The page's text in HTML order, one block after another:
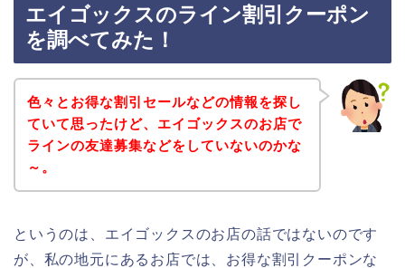
エイゴックスのライン割引クーポン
を調べてみた！
色々とお得な割引セールなどの情報を探し
ていて思ったけど、エイゴックスのお店で
ラインの友達募集などをしていないのかな
～。
というのは、エイゴックスのお店の話ではないのです
が、私の地元にあるお店では、お得な割引クーポンな